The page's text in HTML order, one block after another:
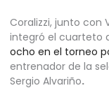
Coralizzi, junto con
integró el cuarteto
ocho en el torneo
entrenador de la
Sergio Alvariño.